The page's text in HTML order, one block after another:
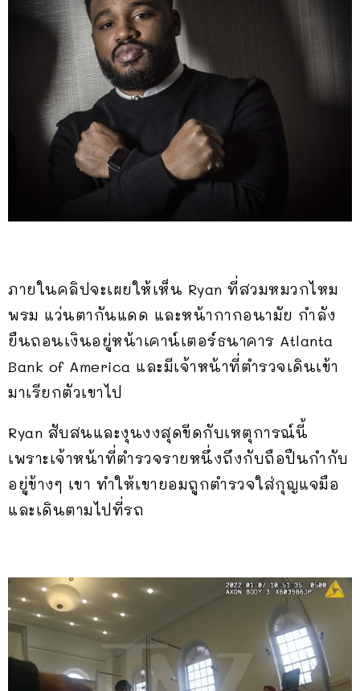
ภายในคลิปจะเผยให้เห็น Ryan ที่สวมหมวกไหม
พรม แว่นตากันแดด และหน้ากากอนามัย กำลัง
ยืนถอนเงินอยู่หน้าเคาน์เตอร์ธนาคาร Atlanta
Bank of America และมีเจ้าหน้าที่ตำรวจเดินเข้า
มาเรียกตัวเขาไป
Ryan สับสนและงุนงงสุดขีดกับเหตุการณ์นี้
เพราะเจ้าหน้าที่ตำรวจรายหนึ่งถึงกับถือปืนกำกับ
อยู่ข้างๆ เขา ทำให้เขายอมถูกตำรวจใส่กุญแจมือ
และเดินตามไปที่รถ